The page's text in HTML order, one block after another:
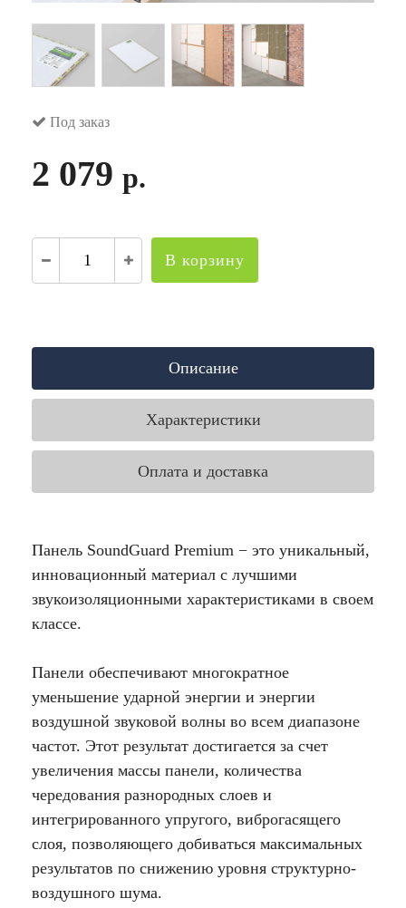
Под заказ
2 079 р.
В корзину
Описание
Характеристики
Оплата и доставка
Панель SoundGuard Premium − это уникальный,
инновационный материал с лучшими
звукоизоляционными характеристиками в своем
классе.
Панели обеспечивают многократное
уменьшение ударной энергии и энергии
воздушной звуковой волны во всем диапазоне
частот. Этот результат достигается за счет
увеличения массы панели, количества
чередования разнородных слоев и
интегрированного упругого, виброгасящего
слоя, позволяющего добиваться максимальных
результатов по снижению уровня структурно-
воздушного шума.